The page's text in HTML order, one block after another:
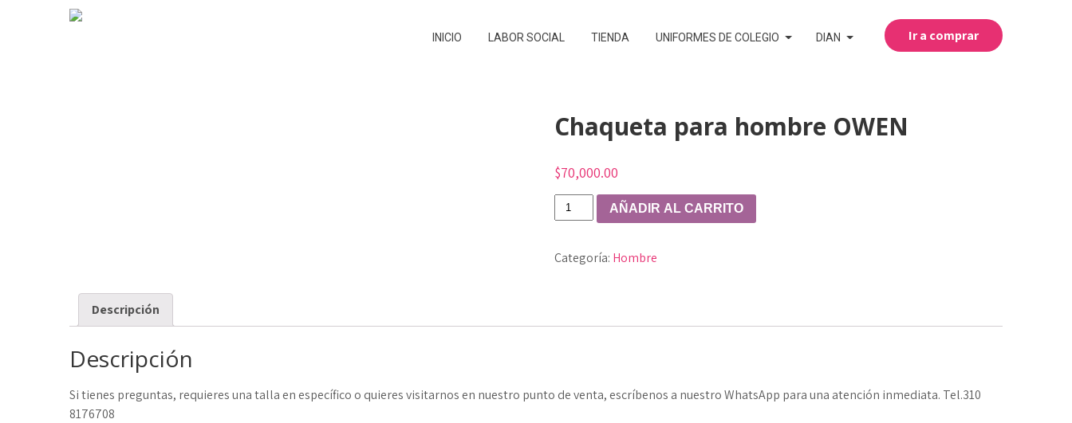
INICIO LABOR SOCIAL TIENDA UNIFORMES DE COLEGIO DIAN Ir a comprar
Chaqueta para hombre OWEN
$70,000.00
Chaqueta
para
OWEN
AÑADIR AL CARRITO
Categoría: Hombre
Descripción
Descripción
Si tienes preguntas, requieres una talla en específico o quieres visitarnos en nuestro punto de venta, escríbenos a nuestro WhatsApp para una atención inmediata. Tel.310
8176708